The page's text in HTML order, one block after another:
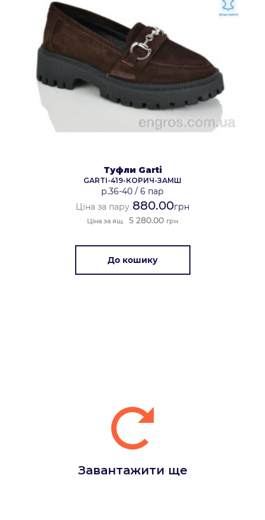
Туфли Garti
GARTI-419-КОРИЧ-ЗАМШ
р.36-40 / 6 пар
Ціна за пару 880.00грн
Ціна за ящ. 5 280.00 грн
До кошику
Завантажити ще